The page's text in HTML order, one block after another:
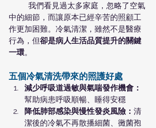
中的細節，而讓原本已經辛苦的照顧工
作更加困難。冷氣清潔，雖然不是醫療
行為，但卻是病人生活品質提升的關鍵
一環。
五個冷氣清洗帶來的照護好處
減少呼吸道過敏與氣喘發作機會：
幫助病患呼吸順暢、睡得安穩
降低肺部感染與慢性發炎風險： 清
潔後的冷氣不再散播細菌、黴菌孢